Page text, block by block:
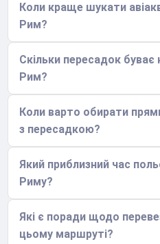
Коли краще шукати
Рим?
Скільки пересадок буває
Рим?
Коли варто обирати
з пересадкою?
Який приблизний час
Риму?
Які є поради щодо
цьому маршруті?